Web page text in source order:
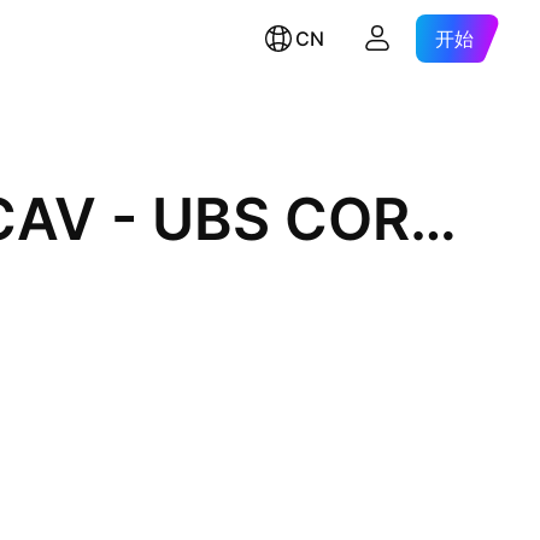
CN 开始
UBS (Lux) Fund Solutions SICAV - UBS CORE MSCI EMU UCITS ETF hUSD dis